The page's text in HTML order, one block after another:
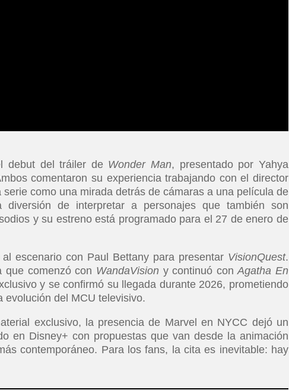
debut del tráiler de Wonder Man, presentado por Yahya
comentaron su experiencia trabajando con el director
como una mirada detrás de cámaras a una película de
diversión de interpretar a personajes que también son
y su estreno está programado para el 27 de enero de
escenario con Paul Bettany para presentar VisionQuest.
que comenzó con WandaVision y continuó conAgatha En
y se confirmó su llegada durante 2026, prometiendo
evolución del MCU televisivo.
exclusivo, la presencia de Marvel en NYCC dejó un
en Disney+ con propuestas que van desde la animación
contemporáneo. Para los fans, la cita es inevitable: hay